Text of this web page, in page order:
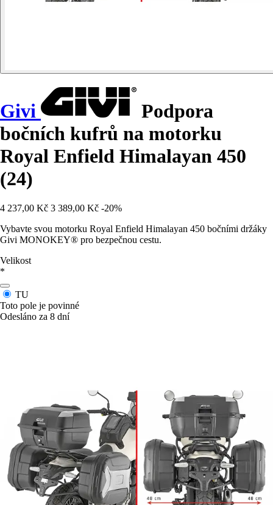
Givi
Podpora
bočních kufrů na motorku
Royal Enfield Himalayan 450
(24)
4 237,00 Kč 3 389,00 Kč -20%
Vybavte svou motorku Royal Enfield Himalayan 450 bočními držáky
Givi MONOKEY® pro bezpečnou cestu.
Velikost
*
TU
Toto pole je povinné
Odesláno za 8 dní